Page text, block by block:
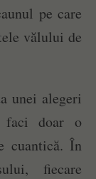
pe care
vălului de
unei alegeri
faci doar o
cuantică. În
fiecare